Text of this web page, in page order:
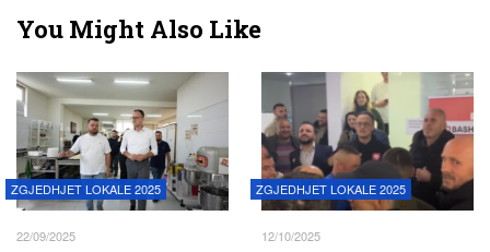
You Might Also Like
ZGJEDHJET LOKALE 2025
22/09/2025
ZGJEDHJET LOKALE 2025
12/10/2025